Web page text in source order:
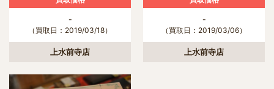
-
（買取日：2019/03/18）
上水前寺店
-
（買取日：2019/03/06）
上水前寺店